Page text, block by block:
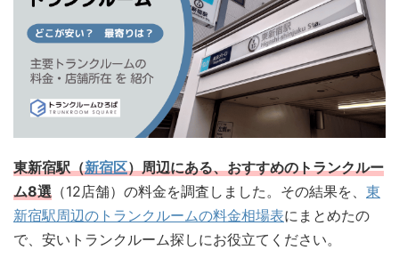
東新宿駅（新宿区）周辺にある、おすすめのトランクルー
ム8選 （12店舗）の料金を調査しました。その結果を、 東
新宿駅周辺のトランクルームの料金相場表にまとめたの
で、安いトランクルーム探しにお役立てください。